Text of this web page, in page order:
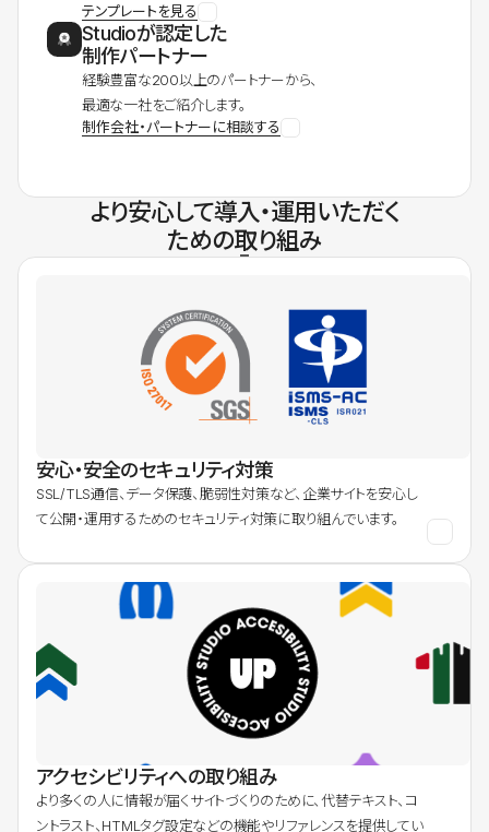
テンプレートを見る
Studioが認定した
制作パートナー
経験豊富な200以上のパートナーから、
最適な一社をご紹介します。
制作会社・パートナーに相談する
より安心して導入・運用いただく
ための取り組み
安心・安全のセキュリティ対策
SSL/TLS通信、データ保護、脆弱性対策など、企業サイトを安心し
て公開・運用するためのセキュリティ対策に取り組んでいます。
アクセシビリティへの取り組み
より多くの人に情報が届くサイトづくりのために、代替テキスト、コ
ントラスト、HTMLタグ設定などの機能やリファレンスを提供してい